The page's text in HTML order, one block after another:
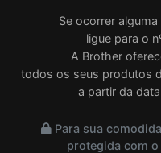
Se ocorrer
ligue para o
A Brother
todos os seus produtos
a partir da
Para sua
protegida com